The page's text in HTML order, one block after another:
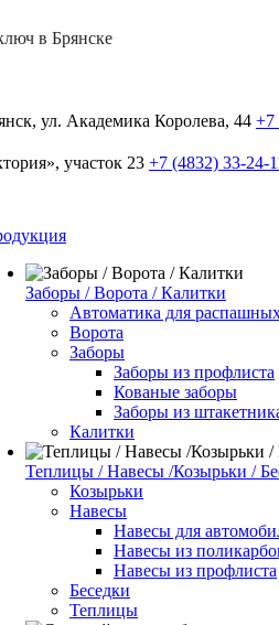
в Брянске
ул. Академика Королева, 44 +7
участок 23 +7 (4832) 33-24-
Заборы / Ворота / Калитки
Автоматика для
Ворота
Заборы
Заборы из профлиста
Кованые заборы
Заборы из
Калитки
Теплицы / Навесы /Козырьки /
Козырьки
Навесы
Навесы для
Навесы из
Навесы из профлиста
Беседки
Теплицы